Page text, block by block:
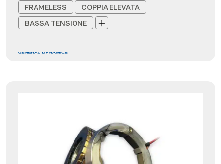
FRAMELESS
COPPIA ELEVATA
BASSA TENSIONE